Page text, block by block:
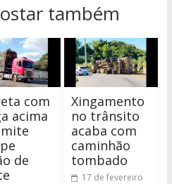
também
com
acima
de
Xingamento
no trânsito
acaba com
caminhão
tombado
17 de fevereiro